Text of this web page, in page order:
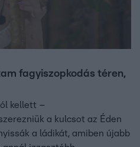
fagyiszopkodás téren,
kellett –
a kulcsot az Éden
a ládikát, amiben újabb